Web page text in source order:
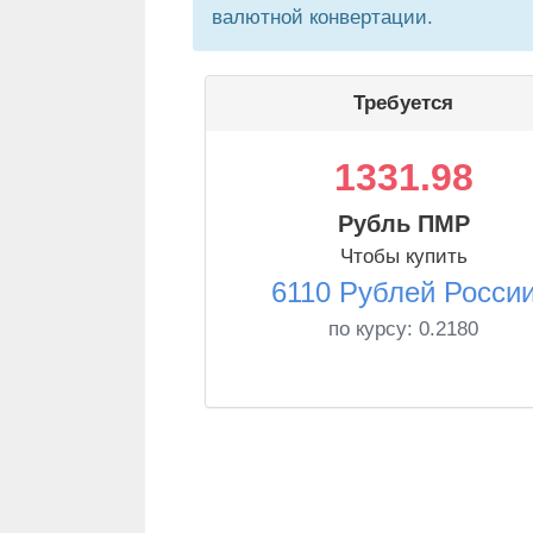
валютной конвертации.
Требуется
1331.98
Рубль ПМР
Чтобы купить
6110 Рублей
по курсу: 0.2180